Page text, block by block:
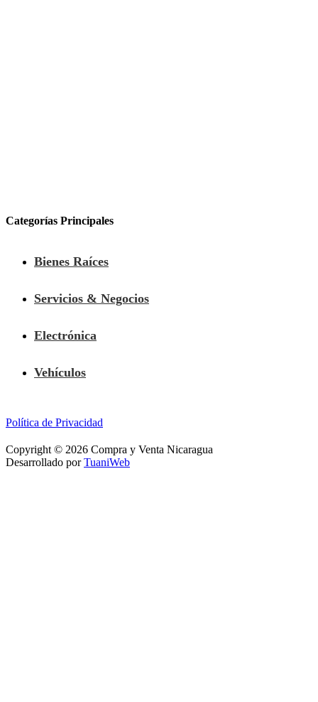
Categorías Principales
Bienes Raíces
Servicios & Negocios
Electrónica
Vehículos
Política de Privacidad
Copyright © 2026 Compra y Venta Nicaragua
Desarrollado porTuaniWeb